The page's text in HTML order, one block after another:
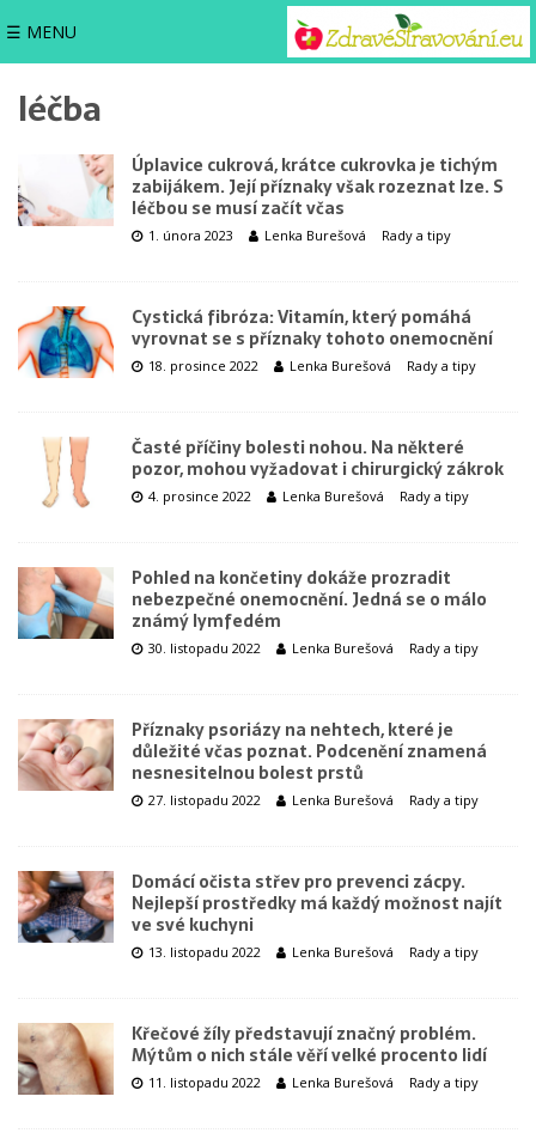
☰ MENU
léčba
Úplavice cukrová, krátce cukrovka je tichým
zabijákem. Její příznaky však rozeznat lze. S
léčbou se musí začít včas
1. února 2023 Lenka Burešová Rady a tipy
Cystická fibróza: Vitamín, který pomáhá
vyrovnat se s příznaky tohoto onemocnění
18. prosince 2022 Lenka Burešová Rady a tipy
Časté příčiny bolesti nohou. Na některé
pozor, mohou vyžadovat i chirurgický zákrok
4. prosince 2022 Lenka Burešová Rady a tipy
Pohled na končetiny dokáže prozradit
nebezpečné onemocnění. Jedná se o málo
známý lymfedém
30. listopadu 2022 Lenka Burešová Rady a tipy
Příznaky psoriázy na nehtech, které je
důležité včas poznat. Podcenění znamená
nesnesitelnou bolest prstů
27. listopadu 2022 Lenka Burešová Rady a tipy
Domácí očista střev pro prevenci zácpy.
Nejlepší prostředky má každý možnost najít
ve své kuchyni
13. listopadu 2022 Lenka Burešová Rady a tipy
Křečové žíly představují značný problém.
Mýtům o nich stále věří velké procento lidí
11. listopadu 2022 Lenka Burešová Rady a tipy